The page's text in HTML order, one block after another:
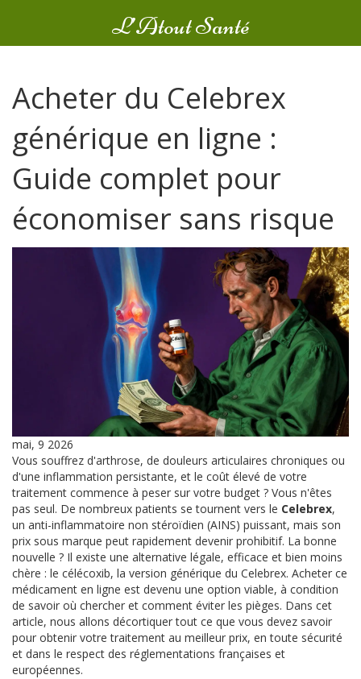
L’Atout Santé
Acheter du Celebrex
générique en ligne :
Guide complet pour
économiser sans risque
mai, 9 2026
Vous souffrez d'arthrose, de douleurs articulaires chroniques ou
d'une inflammation persistante, et le coût élevé de votre
traitement commence à peser sur votre budget ? Vous n'êtes
pas seul. De nombreux patients se tournent vers le Celebrex,
un anti-inflammatoire non stéroïdien (AINS) puissant, mais son
prix sous marque peut rapidement devenir prohibitif. La bonne
nouvelle ? Il existe une alternative légale, efficace et bien moins
chère : le célécoxib, la version générique du Celebrex. Acheter ce
médicament en ligne est devenu une option viable, à condition
de savoir où chercher et comment éviter les pièges. Dans cet
article, nous allons décortiquer tout ce que vous devez savoir
pour obtenir votre traitement au meilleur prix, en toute sécurité
et dans le respect des réglementations françaises et
européennes.